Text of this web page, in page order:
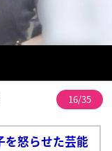
16/35
を怒らせた芸能